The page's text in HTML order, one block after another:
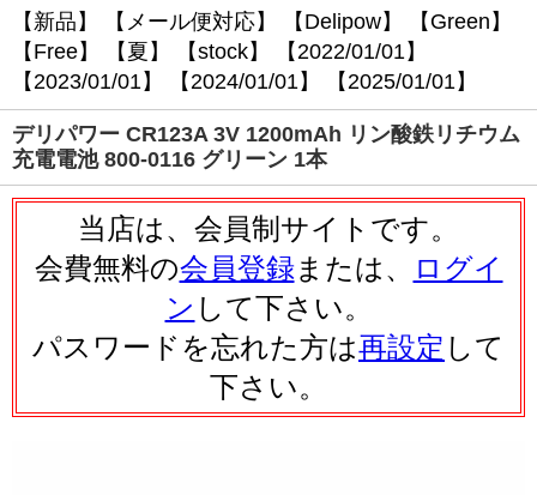
【新品】 【メール便対応】 【Delipow】
【Green】
【Free】
【夏】 【stock】
【2022/01/01】
【2023/01/01】
【2024/01/01】 【2025/01/01】
デリパワー CR123A 3V 1200mAh リン酸鉄リチウム
充電電池 800-0116 グリーン 1本
当店は、会員制サイトです。
会費無料の会員登録または、
ログイ
ン して下さい。
パスワードを忘れた方は再設定 して
下さい。